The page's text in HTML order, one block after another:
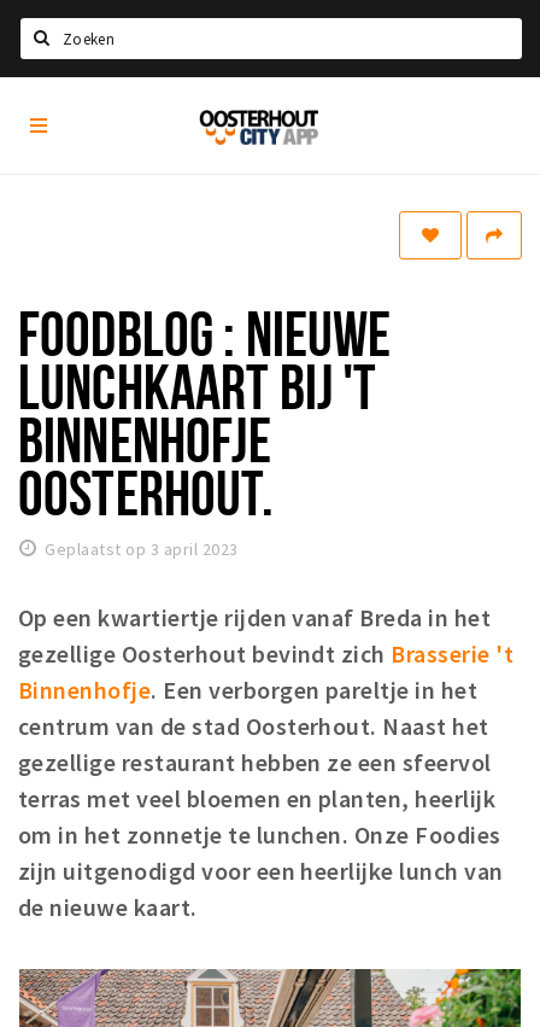
Home
Drinken
Recreatief
Slapen
Winkels
Winkelgebieden
Parkeren
Bezienswaardigheden
Musea, theaters & podia
Uitjes & activiteiten
Natuurgebieden
Baroniepoorten
Oosterhout
City
FOODBLOG : NIEUWE
LUNCHKAART BIJ 'T
BINNENHOFJE
OOSTERHOUT.
Geplaatst op 3 april 2023
Op een kwartiertje rijden vanaf Breda in het
gezellige Oosterhout bevindt zich Brasserie 't
Binnenhofje. Een verborgen pareltje in het
centrum van de stad Oosterhout. Naast het
gezellige restaurant hebben ze een sfeervol
terras met veel bloemen en planten, heerlijk
om in het zonnetje te lunchen. Onze Foodies
zijn uitgenodigd voor een heerlijke lunch van
de nieuwe kaart.